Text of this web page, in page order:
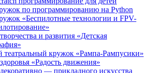
по программированию на Python
«Беспилотные технологии и FPV-
и развития «Детская
театральный кружок «Рампа-Рампусики»
«Радость движения»
— прикладного искусства